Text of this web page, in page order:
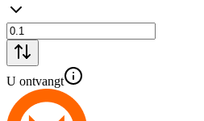
U ontvangt